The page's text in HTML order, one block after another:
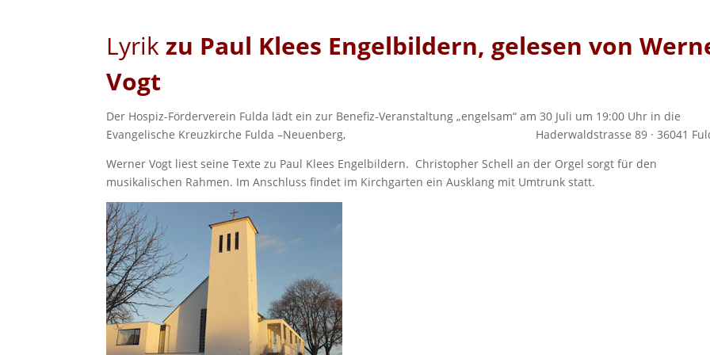
Lyrikzu Paul Klees Engelbildern, gelesen von
Vogt
Der Hospiz-Förderverein Fulda lädt ein zur Benefiz-Veranstaltung „engelsam“ am 30 Juli um 19:00 Uhr in die
Evangelische Kreuzkirche Fulda –Neuenberg, Haderwaldstrasse 89 · 36041
Werner Vogt liest seine Texte zu Paul Klees Engelbildern. Christopher Schell an der Orgel sorgt für den
musikalischen Rahmen. Im Anschluss findet im Kirchgarten ein Ausklang mit Umtrunk statt.